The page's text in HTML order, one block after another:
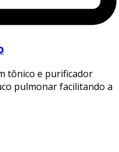
tônico e purificador
pulmonar facilitando a